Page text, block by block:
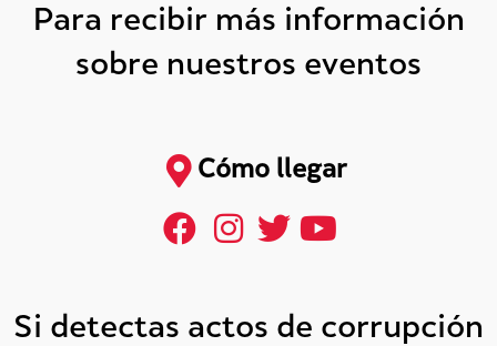
Para recibir más información
sobre nuestros eventos
Cómo llegar
Si detectas actos de corrupción